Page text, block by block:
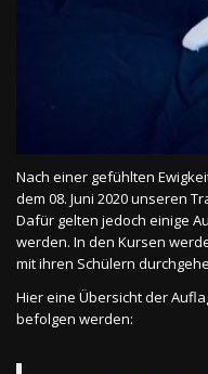
Nach einer gefühlten
dem 08. Juni 2020 unseren
Dafür gelten jedoch einige
werden. In den Kursen
mit ihren Schülern
Hier eine Übersicht der
befolgen werden: